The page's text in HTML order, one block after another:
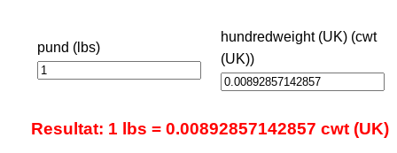
pund (lbs)
hundredweight (UK) (cwt
(UK))
Resultat: 1 lbs = 0.00892857142857 cwt (UK)